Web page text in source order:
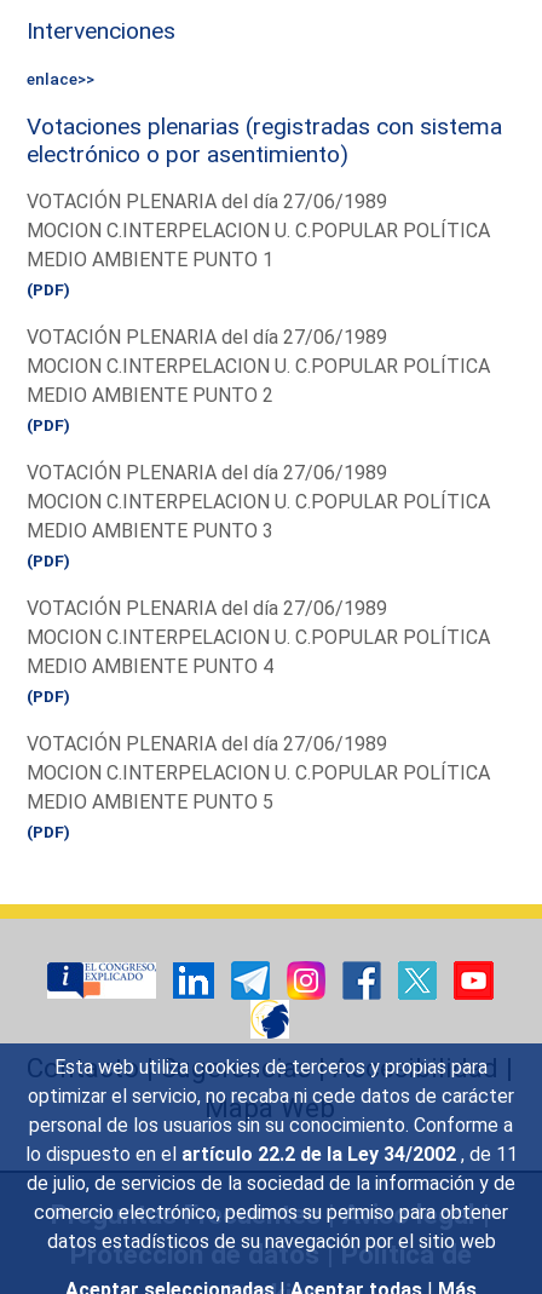
Esta web utiliza cookies de terceros y propias para
optimizar el servicio, no recaba ni cede datos de carácter
personal de los usuarios sin su conocimiento. Conforme a
lo dispuesto en el artículo 22.2 de la Ley 34/2002 , de 11
de julio, de servicios de la sociedad de la información y de
comercio electrónico, pedimos su permiso para obtener
datos estadísticos de su navegación por el sitio web
Intervenciones
enlace>>
Votaciones plenarias (registradas con sistema
electrónico o por asentimiento)
VOTACIÓN PLENARIA del día 27/06/1989
MOCION C.INTERPELACION U. C.POPULAR POLÍTICA
MEDIO AMBIENTE PUNTO 1
(PDF)
VOTACIÓN PLENARIA del día 27/06/1989
MOCION C.INTERPELACION U. C.POPULAR POLÍTICA
MEDIO AMBIENTE PUNTO 2
(PDF)
VOTACIÓN PLENARIA del día 27/06/1989
MOCION C.INTERPELACION U. C.POPULAR POLÍTICA
MEDIO AMBIENTE PUNTO 3
(PDF)
VOTACIÓN PLENARIA del día 27/06/1989
MOCION C.INTERPELACION U. C.POPULAR POLÍTICA
MEDIO AMBIENTE PUNTO 4
(PDF)
VOTACIÓN PLENARIA del día 27/06/1989
MOCION C.INTERPELACION U. C.POPULAR POLÍTICA
MEDIO AMBIENTE PUNTO 5
(PDF)
Contacto|Sugerencias|Accesibilidad |
Mapa Web
Preguntas Frecuentes|Aviso legal|
Protección de datos|Política de